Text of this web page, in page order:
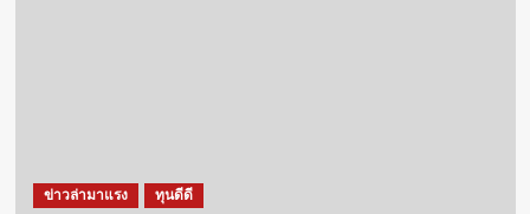
ข่าวล่ามาแรง ทุนดีดี